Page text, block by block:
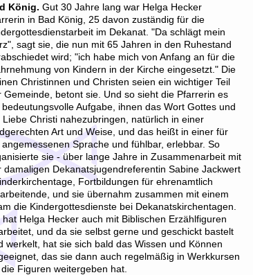
König. Gut 30 Jahre lang war Helga Hecker
in Bad König, 25 davon zuständig für die
im Dekanat. "Da schlägt mein
sagt sie, die nun mit 65 Jahren in den Ruhestand
wird; "ich habe mich von Anfang an für die
von Kindern in der Kirche eingesetzt." Die
Christinnen und Christen seien ein wichtiger Teil
Gemeinde, betont sie. Und so sieht die Pfarrerin es
bedeutungsvolle Aufgabe, ihnen das Wort Gottes und
Liebe Christi nahezubringen, natürlich in einer
Art und Weise, und das heißt in einer für
angemessenen Sprache und fühlbar, erlebbar. So
sie - über lange Jahre in Zusammenarbeit mit
damaligen Dekanatsjugendreferentin Sabine Jackwert
Fortbildungen für ehrenamtlich
und sie übernahm zusammen mit einem
die Kindergottesdienste bei Dekanatskirchentagen.
hat Helga Hecker auch mit Biblischen Erzählfiguren
und da sie selbst gerne und geschickt bastelt
werkelt, hat sie sich bald das Wissen und Können
das sie dann auch regelmäßig in Werkkursen
Figuren weitergeben hat.